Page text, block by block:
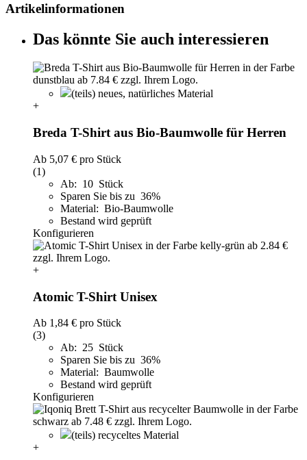
Artikelinformationen
Das könnte Sie auch interessieren
(teils) neues, natürliches Material
+
Breda T-Shirt aus Bio-Baumwolle für Herren
Ab 5,07 € pro Stück
(1)
Ab: 10 Stück
Sparen Sie bis zu 36%
Material: Bio-Baumwolle
Bestand wird geprüft
Konfigurieren
+
Atomic T-Shirt Unisex
Ab 1,84 € pro Stück
(3)
Ab: 25 Stück
Sparen Sie bis zu 36%
Material: Baumwolle
Bestand wird geprüft
Konfigurieren
(teils) recyceltes Material
+